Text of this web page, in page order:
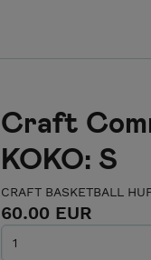
Craft
KOKO: S
CRAFT BASKETBALL
60.00 EUR